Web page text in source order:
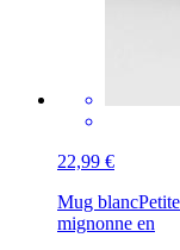
22,99 €
Mug blanc
mignonne en